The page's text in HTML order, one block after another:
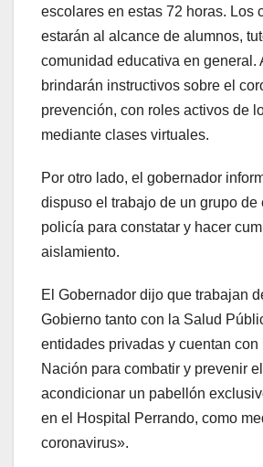
escolares en estas 72 horas. Los
estarán al alcance de alumnos,
comunidad educativa en general.
brindarán instructivos sobre el
prevención, con roles activos de
mediante clases virtuales.
Por otro lado, el gobernador
dispuso el trabajo de un grupo de
policía para constatar y hacer
aislamiento.
El Gobernador dijo que trabajan
Gobierno tanto con la Salud
entidades privadas y cuentan con
Nación para combatir y prevenir
acondicionar un pabellón
en el Hospital Perrando, como
coronavirus».